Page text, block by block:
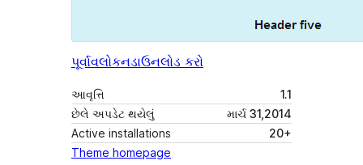
પૂર્વાવલોકનડાઉનલોડ કરો
આવૃત્તિ
1.1
છેલે અપડેટ થયેલું
માર્ચ 31,2014
Active installations
20+
Theme homepage